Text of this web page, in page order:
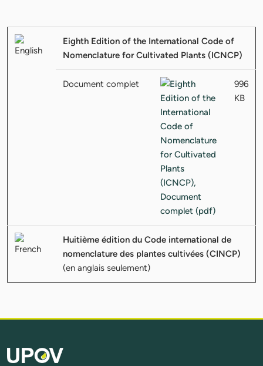
Eighth Edition of the International Code of
Nomenclature for Cultivated Plants (ICNCP)
Document complet
996
KB
Huitième édition du Code international de
nomenclature des plantes cultivées (CINCP)
(en anglais seulement)